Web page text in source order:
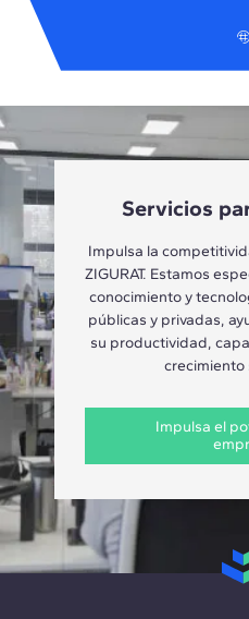
Servicios
Impulsa la
ZIGURAT. Estamos
conocimiento y
públicas y privadas,
su productividad,
crecimiento
Impulsa el